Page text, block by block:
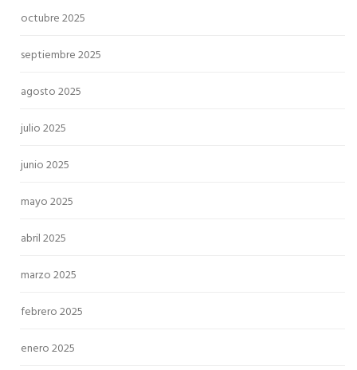
octubre 2025
septiembre 2025
agosto 2025
julio 2025
junio 2025
mayo 2025
abril 2025
marzo 2025
febrero 2025
enero 2025